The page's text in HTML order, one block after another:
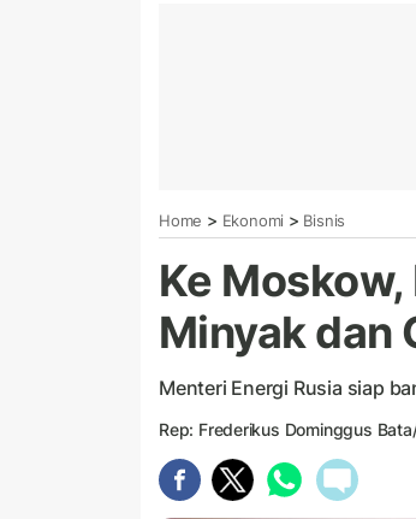
Home > Ekonomi > Bisnis
Ke
Minyak dan
Menteri Energi Rusia siap
Rep: Frederikus Dominggus